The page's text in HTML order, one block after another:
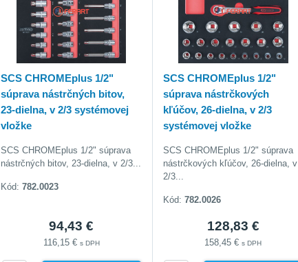
SCS CHROMEplus 1/2"
súprava nástrčných bitov,
23-dielna, v 2/3 systémovej
vložke
SCS CHROMEplus 1/2" súprava
nástrčných bitov, 23-dielna, v 2/3...
Kód:782.0023
94,43 €
116,15 € s DPH
SCS CHROMEplus 1/2"
súprava nástrčkových
kľúčov, 26-dielna, v 2/3
systémovej vložke
SCS CHROMEplus 1/2" súprava
nástrčkových kľúčov, 26-dielna, v
2/3...
Kód: 782.0026
128,83 €
158,45 €s DPH